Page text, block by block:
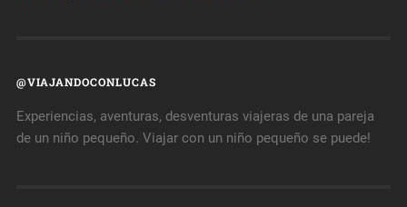
@VIAJANDOCONLUCAS
Experiencias, aventuras, desventuras viajeras de una pareja
de un niño pequeño. Viajar con un niño pequeño se puede!